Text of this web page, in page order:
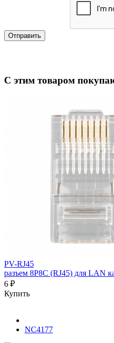
Отправить
С этим товаром
PV-RJ45
разъем 8P8C (RJ45) для LAN
6 ₽
Купить
NC4177